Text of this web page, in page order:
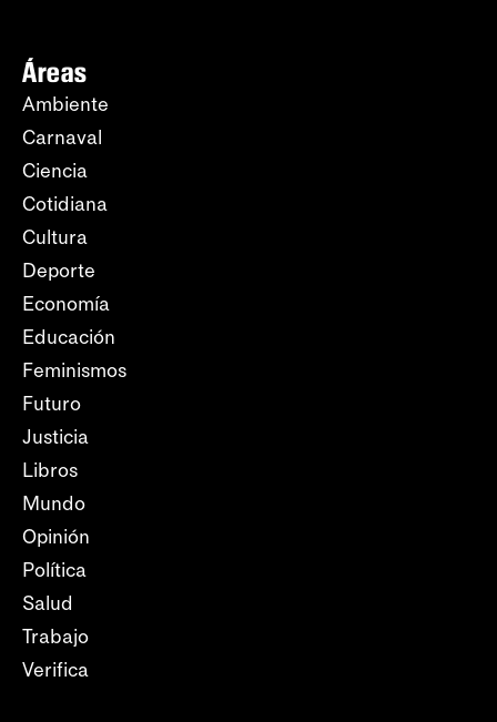
Áreas
Ambiente
Carnaval
Ciencia
Cotidiana
Cultura
Deporte
Economía
Educación
Feminismos
Futuro
Justicia
Libros
Mundo
Opinión
Política
Salud
Trabajo
Verifica